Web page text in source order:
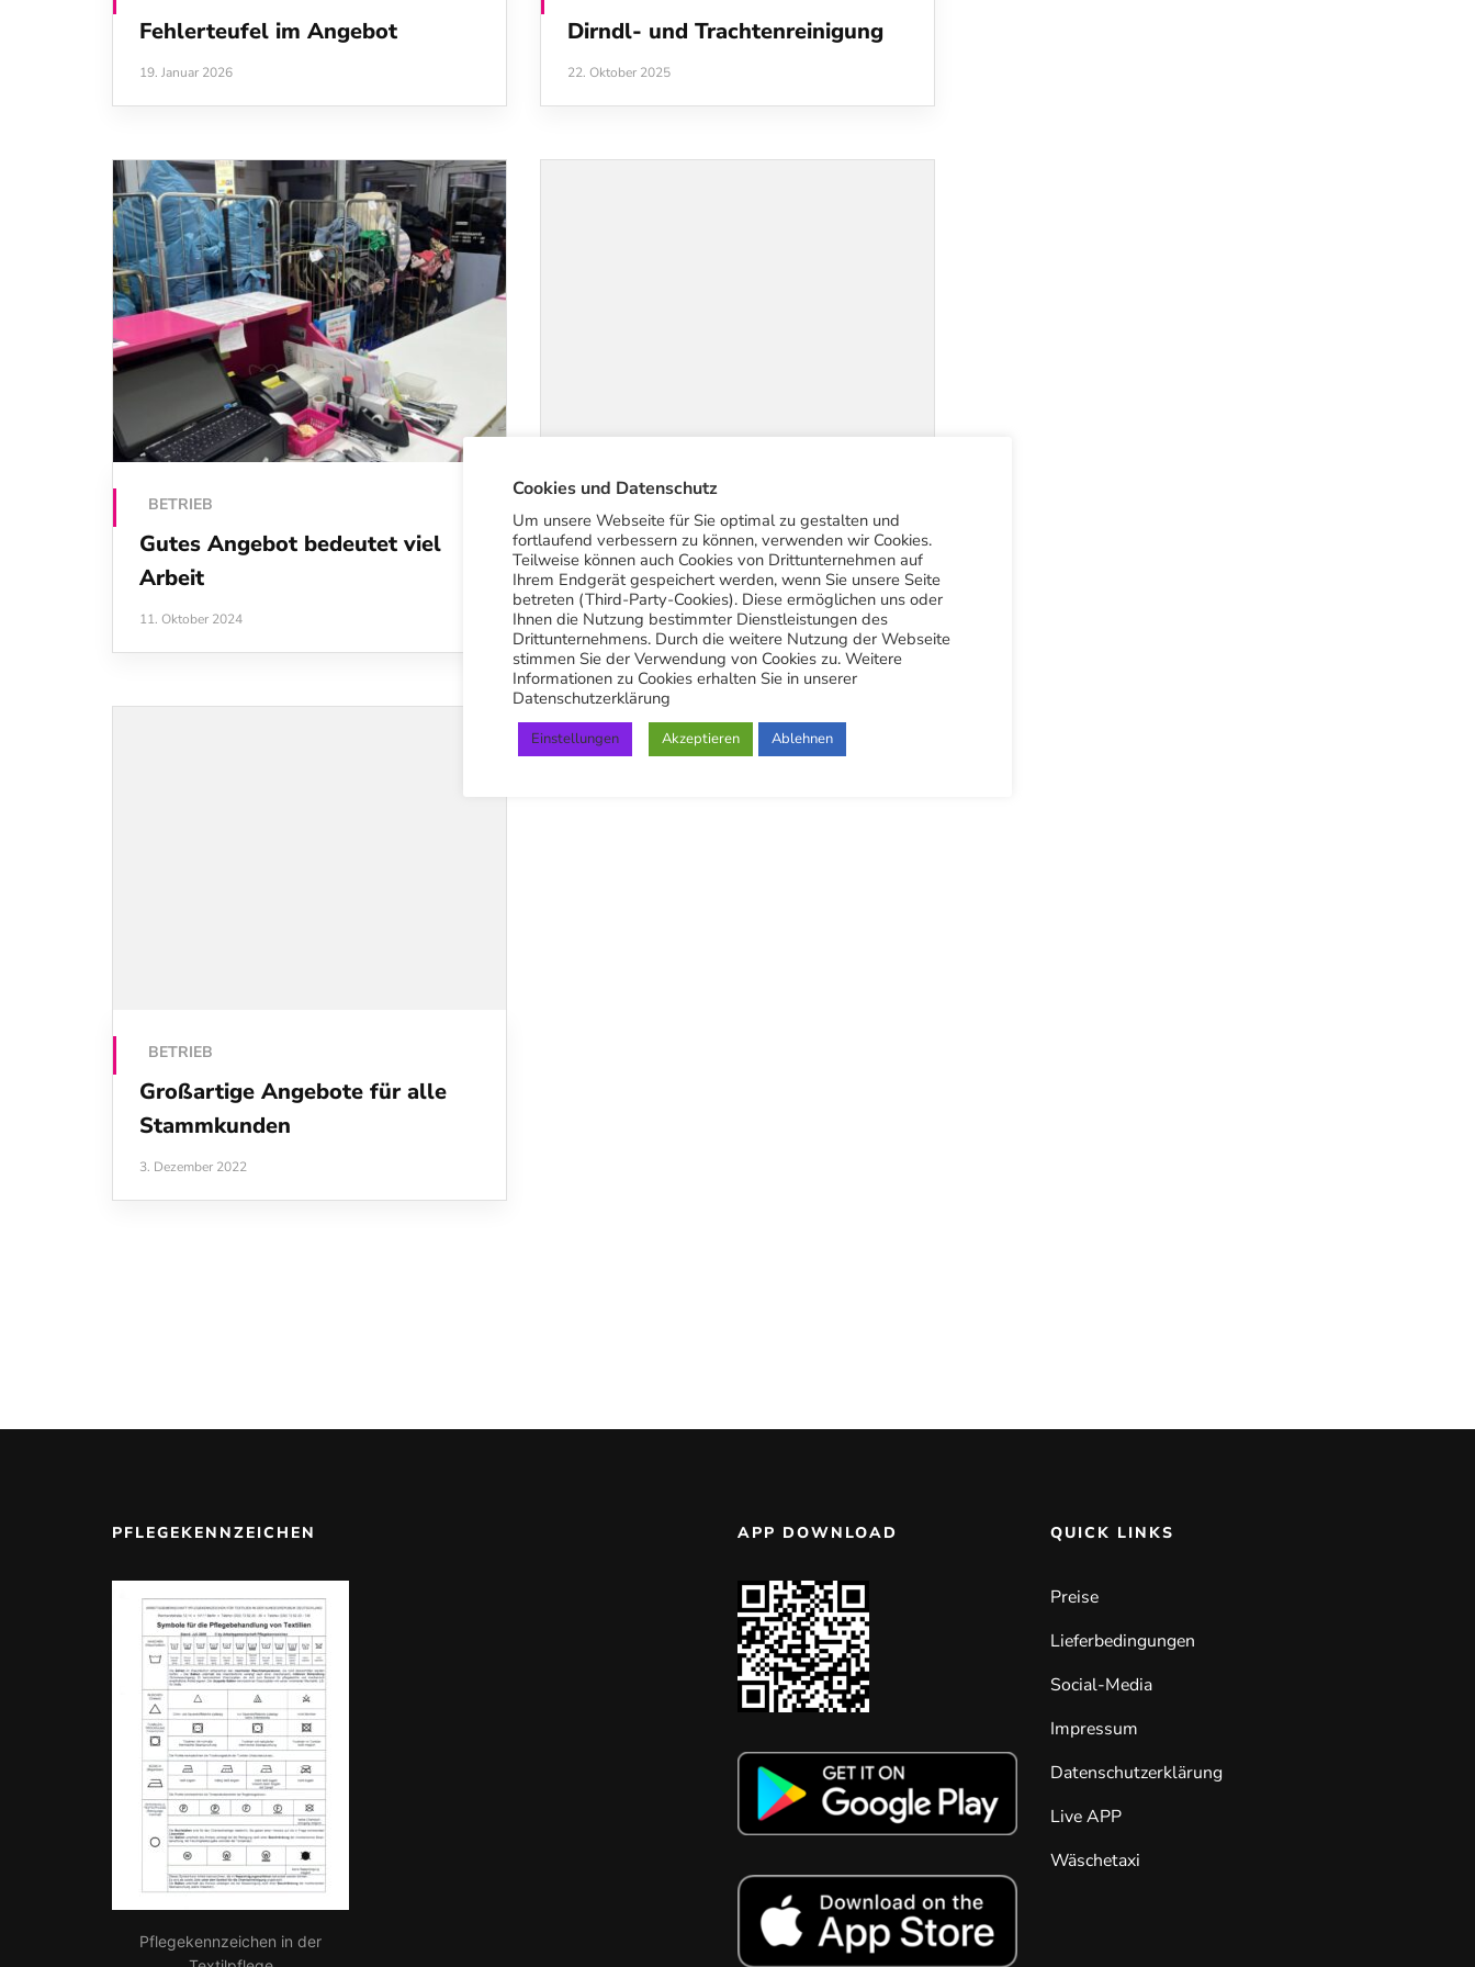
Fehlerteufel im Angebot
19. Januar 2026
Dirndl‑ und Trachtenreinigung
22. Oktober 2025
BETRIEB
Gutes Angebot bedeutet viel
Arbeit
11. Oktober 2024
Mit Stil in den Wasen-Start:
Feiern in frischer Tracht!
16. September 2024
BETRIEB
Großartige Angebote für alle
Stammkunden
3. Dezember 2022
PFLEGEKENNZEICHEN
Pflegekennzeichen in der
APP DOWNLOAD QUICK LINKS
Preise
Lieferbedingungen
Social-Media
Impressum
Datenschutzerklärung
Live APP
Wäschetaxi
Cookies und Datenschutz
Um unsere Webseite für Sie optimal zu gestalten und
fortlaufend verbessern zu können, verwenden wir Cookies.
Teilweise können auch Cookies von Drittunternehmen auf
Ihrem Endgerät gespeichert werden, wenn Sie unsere Seite
betreten (Third-Party-Cookies). Diese ermöglichen uns oder
Ihnen die Nutzung bestimmter Dienstleistungen des
Drittunternehmens. Durch die weitere Nutzung der Webseite
stimmen Sie der Verwendung von Cookies zu. Weitere
Informationen zu Cookies erhalten Sie in unserer
Datenschutzerklärung
Einstellungen Akzeptieren Ablehnen